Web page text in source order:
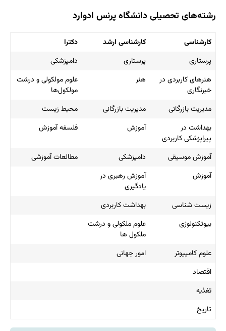
رشته‌های تحصیلی دانشگاه پرنس ادوارد
کارشناسی کارشناسی ارشد
دکترا
پرستاری
پرستاری
دامپزشکی
هنرهای کاربردی در
خبرنگاری
هنر
علوم مولکولی و درشت
مولکول‌ها
مدیریت بازرگانی
مدیریت بازرگانی
محیط زیست
بهداشت در
پیراپزشکی کاربردی
آموزش فلسفه آموزش
آموزش موسیقی دامپزشکی
مطالعات آموزشی
آموزش
آموزش رهبری در
یادگیری
زیست شناسی
بهداشت کاربردی
بیوتکنولوژی
علوم ملکولی و درشت
ملکول ها
علوم کامپیوتر
امور جهانی
اقتصاد
تغذیه
تاریخ